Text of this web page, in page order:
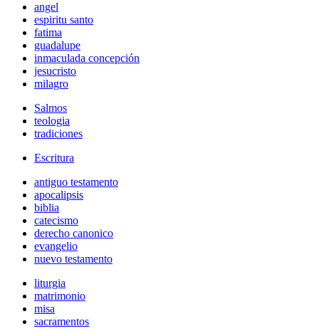
angel
espiritu santo
fatima
guadalupe
inmaculada concepción
jesucristo
milagro
Salmos
teologia
tradiciones
Escritura
antiguo testamento
apocalipsis
biblia
catecismo
derecho canonico
evangelio
nuevo testamento
liturgia
matrimonio
misa
sacramentos